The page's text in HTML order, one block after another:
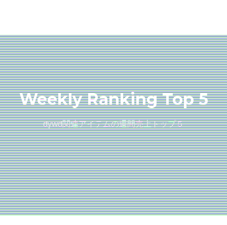
Weekly Ranking Top 5
dywd関連アイテムの週間売上トップ５